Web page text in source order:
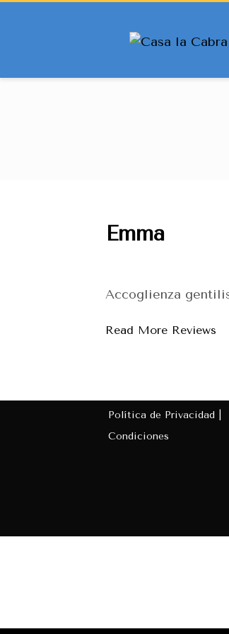
Emma
Accoglienza
Read More Reviews
Política de Privacidad |
Condiciones